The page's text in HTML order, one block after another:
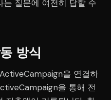
는 질문에 여전히 답할 수
방식
을 연결하
을 통해 전